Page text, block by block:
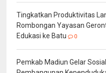
Tingkatkan Produktivitas
Rombongan Yayasan
Edukasi ke Batu
0
Pemkab Madiun Gelar